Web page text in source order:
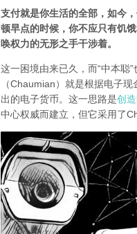
支付就是你生活的全部，如今
顿早点的时候，你不应只有饥
唤权力的无形之手干涉着。
这一困境由来已久，而“中本聪
（Chaumian）就是根据电子
出的电子货币。这一思路是创
中心权威而建立，但它采用了